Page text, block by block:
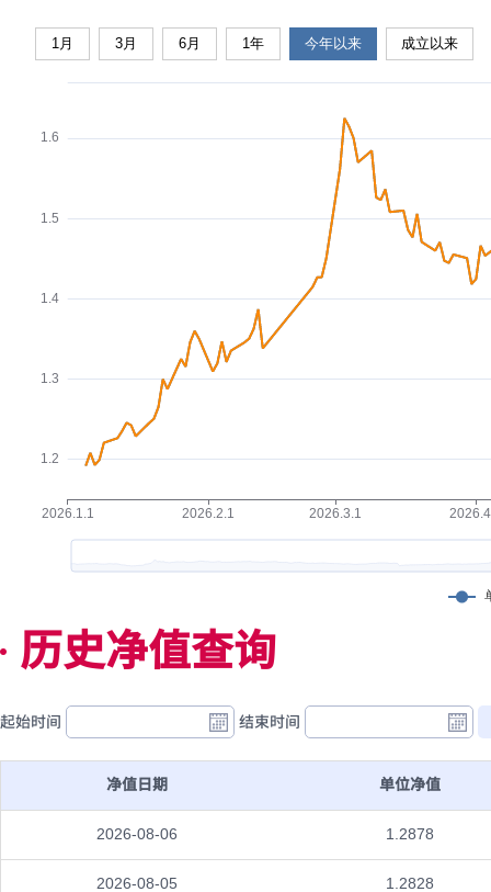
1月 3月 6月 1年 今年以来 成立以来
历史净值查询
起始时间 结束时间
净值日期 单位净值
2026-08-06 1.2878
2026-08-05 1.2828